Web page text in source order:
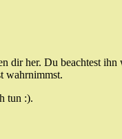
dir her. Du beachtest
wahrnimmst.
tun :).